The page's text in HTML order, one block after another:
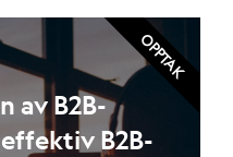
av B2B-
B2B-
OPPTAK